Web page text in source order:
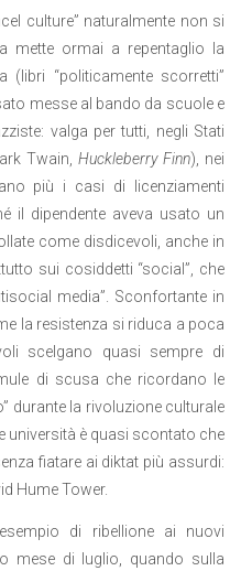
culture” naturalmente non si
mette ormai a repentaglio la
(libri “politicamente scorretti”
messe al bando da scuole e
valga per tutti, negli Stati
Twain,Huckleberry Finn), nei
più i casi di licenziamenti
il dipendente aveva usato un
come disdicevoli, anche in
sui cosiddetti “social”, che
media”. Sconfortante in
la resistenza si riduca a poca
scelgano quasi sempre di
di scusa che ricordano le
durante la rivoluzione culturale
università è quasi scontato che
fiatare ai diktat più assurdi:
Hume Tower.
di ribellione ai nuovi
mese di luglio, quando sulla